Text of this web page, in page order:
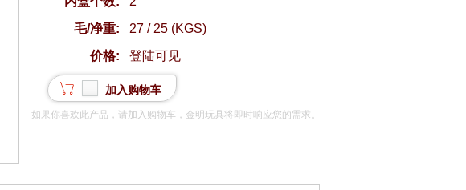
毛/净重:
27 / 25 (KGS)
价格:
登陆可见
加入购物车
如果你喜欢此产品，请加入购物车，金明玩具将即时响应您的需求。